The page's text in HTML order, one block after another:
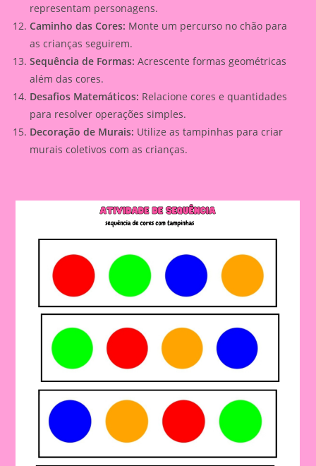
representam personagens.
Caminho das Cores: Monte um percurso no chão para
as crianças seguirem.
Sequência de Formas: Acrescente formas geométricas
além das cores.
Desafios Matemáticos: Relacione cores e quantidades
para resolver operações simples.
Decoração de Murais: Utilize as tampinhas para criar
murais coletivos com as crianças.